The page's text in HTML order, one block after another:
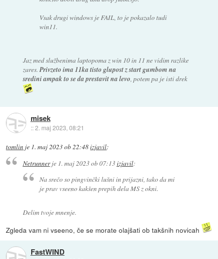
Vsak drugi windows je FAIL, to je pokazalo tudi
win11.
Jaz med službenima laptopoma z win 10 in 11 ne vidim razlike
zares. Privzeto ima 11ka tisto glupost z start gumbom na
sredini ampak to se da prestavit na levo , potem pa je isti drek
misek
::2. maj 2023, 08:21
tomlin je 1. maj 2023 ob 22:48izjavil:
Netrunnerje 1. maj 2023 ob 07:13izjavil:
Na srečo so pingvinčki lušni in prijazni, tako da mi
je prav vseeno kakšen prepih dela MS z okni.
Delim tvoje mnenje.
Zgleda vam ni vseeno, če se morate olajšati ob takšnih novicah
FastWIND